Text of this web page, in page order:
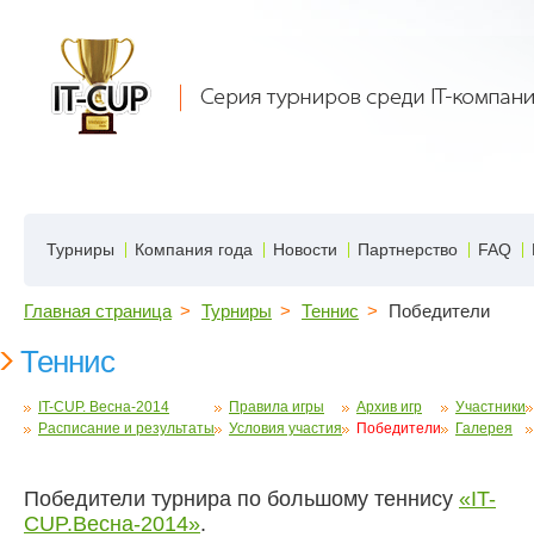
Турниры Компания года Новости Партнерство FAQ
Главная страница > Турниры > Теннис > Победители
Теннис
IT-CUP. Весна-2014
Расписание и результаты
Правила игры
Условия участия
Архив игр
Победители
Участники
Галерея
Победители турнира по большому теннису «IT-
CUP.Весна-2014».